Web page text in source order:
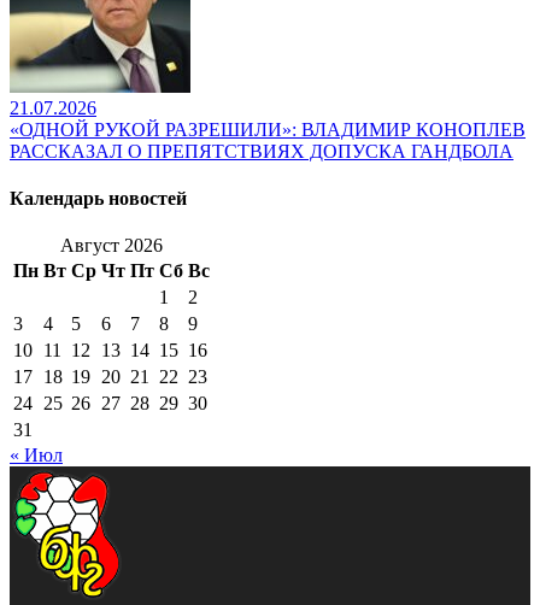
21.07.2026
«ОДНОЙ РУКОЙ РАЗРЕШИЛИ»: ВЛАДИМИР КОНОПЛЕВ
РАССКАЗАЛ О ПРЕПЯТСТВИЯХ ДОПУСКА ГАНДБОЛА
Календарь новостей
Август 2026
Пн Вт Ср Чт Пт Сб Вс
1
2
3
4 5 6 7 8
9
10 11 12 13 14 15 16
17 18 19 20 21 22 23
24 25 26 27 28 29 30
31
« Июл